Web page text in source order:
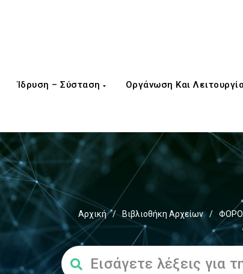
Ίδρυση – Σύσταση Οργάνωση Και
Αρχική / Βιβλιοθήκη Αρχείων /